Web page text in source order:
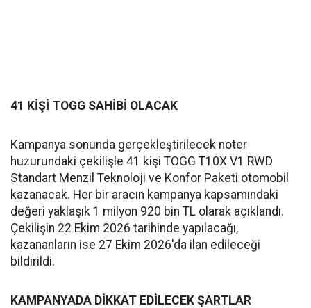
41 KİŞİ TOGG SAHİBİ OLACAK
Kampanya sonunda gerçekleştirilecek noter
huzurundaki çekilişle 41 kişi TOGG T10X V1 RWD
Standart Menzil Teknoloji ve Konfor Paketi otomobil
kazanacak. Her bir aracın kampanya kapsamındaki
değeri yaklaşık 1 milyon 920 bin TL olarak açıklandı.
Çekilişin 22 Ekim 2026 tarihinde yapılacağı,
kazananların ise 27 Ekim 2026'da ilan edileceği
bildirildi.
KAMPANYADA DİKKAT EDİLECEK ŞARTLAR